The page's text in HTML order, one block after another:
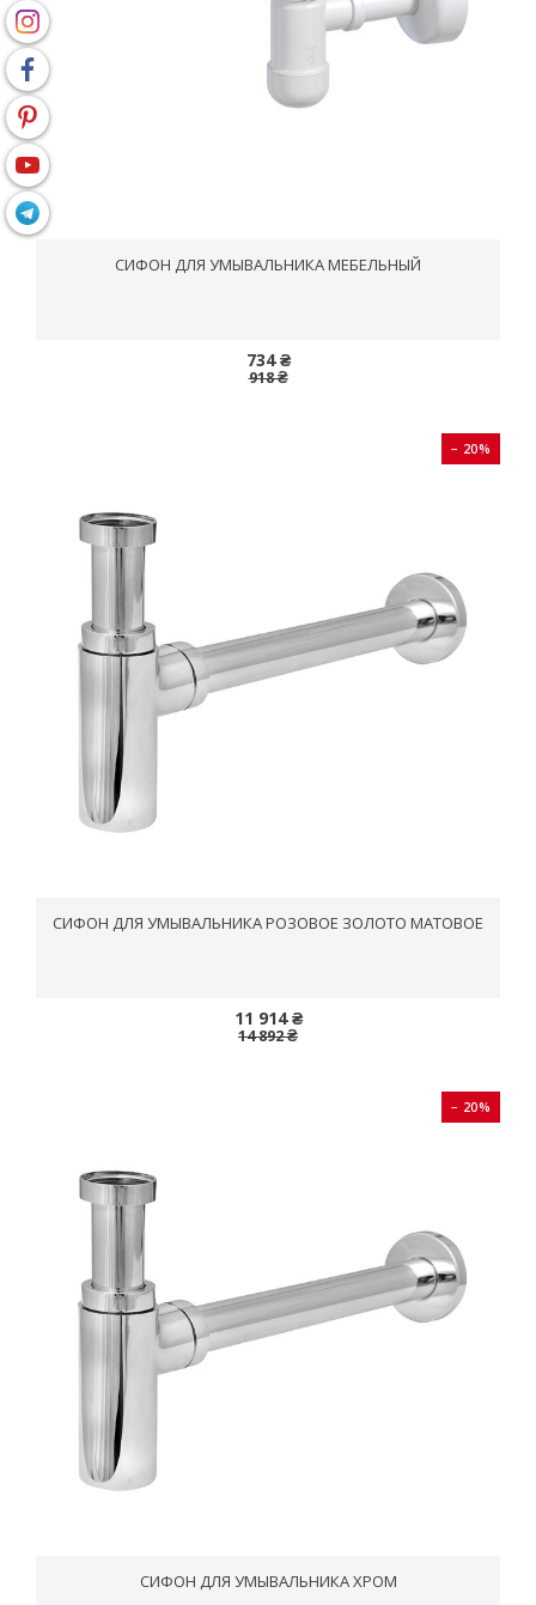
СИФОН ДЛЯ УМЫВАЛЬНИКА МЕБЕЛЬНЫЙ
734 ₴
918 ₴
− 20%
СИФОН ДЛЯ УМЫВАЛЬНИКА РОЗОВОЕ ЗОЛОТО МАТОВОЕ
11 914 ₴
14 892 ₴
− 20%
СИФОН ДЛЯ УМЫВАЛЬНИКА ХРОМ